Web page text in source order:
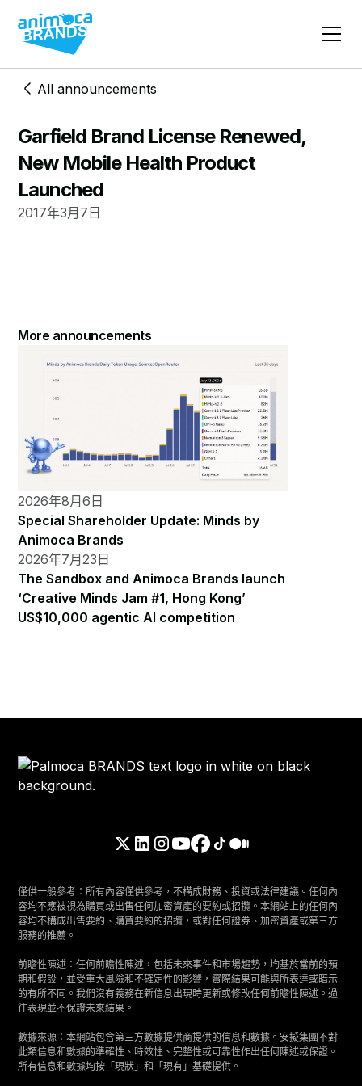
All announcements
Garfield Brand License Renewed,
New Mobile Health Product
Launched
2017年3月7日
More announcements
2026年8月6日
Special Shareholder Update: Minds by
Animoca Brands
2026年7月23日
The Sandbox and Animoca Brands launch
‘Creative Minds Jam #1, Hong Kong’
US$10,000 agentic AI competition
僅供一般參考：所有內容僅供參考，不構成財務、投資或法律建議。任何內
容均不應被視為購買或出售任何加密資產的要約或招攬。本網站上的任何內
容均不構成出售要約、購買要約的招攬，或對任何證券、加密資產或第三方
服務的推薦。
前瞻性陳述：任何前瞻性陳述，包括未來事件和市場趨勢，均基於當前的預
期和假設，並受重大風險和不確定性的影響，實際結果可能與所表達或暗示
的有所不同。我們沒有義務在新信息出現時更新或修改任何前瞻性陳述。過
往表現並不保證未來結果。
數據來源：本網站包含第三方數據提供商提供的信息和數據。安擬集團不對
此類信息和數據的準確性、時效性、完整性或可靠性作出任何陳述或保證。
所有信息和數據均按「現狀」和「現有」基礎提供。